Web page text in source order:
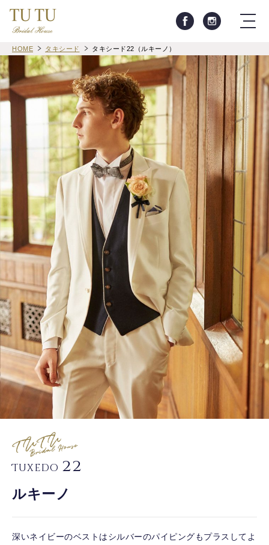
HOME タキシード タキシード22（ルキーノ）
Tuxedo 22
ルキーノ
深いネイビーのベストはシルバーのパイピングもプラスしてよ